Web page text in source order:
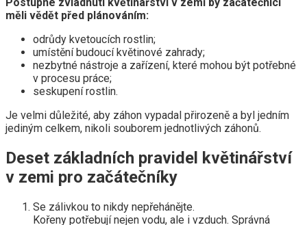
měli vědět před plánováním:
odrůdy kvetoucích rostlin;
umístění budoucí květinové zahrady;
nezbytné nástroje a zařízení, které mohou být potřebné
v procesu práce;
seskupení rostlin.
Je velmi důležité, aby záhon vypadal přirozeně a byl jedním
jediným celkem, nikoli souborem jednotlivých záhonů.
Deset základních pravidel květinářství
v zemi pro začátečníky
Se zálivkou to nikdy nepřehánějte.
Kořeny potřebují nejen vodu, ale i vzduch. Správná